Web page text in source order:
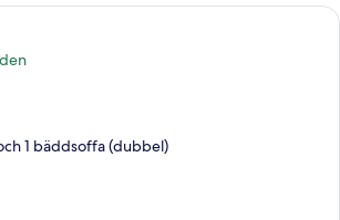
Ett hotellrum med en säng, ett litet
1 bäddsoffa (dubbel)